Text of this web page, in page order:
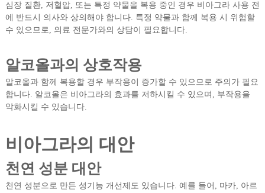
심장 질환, 저혈압, 또는 특정 약물을 복용 중인 경우 비아그라 사용 전
에 반드시 의사와 상의해야 합니다. 특정 약물과 함께 복용 시 위험할
수 있으므로, 의료 전문가와의 상담이 필요합니다.
알코올과의 상호작용
알코올과 함께 복용할 경우 부작용이 증가할 수 있으므로 주의가 필요
합니다. 알코올은 비아그라의 효과를 저하시킬 수 있으며, 부작용을
악화시킬 수 있습니다.
비아그라의 대안
천연 성분 대안
천연 성분으로 만든 성기능 개선제도 있습니다. 예를 들어, 마카, 아르